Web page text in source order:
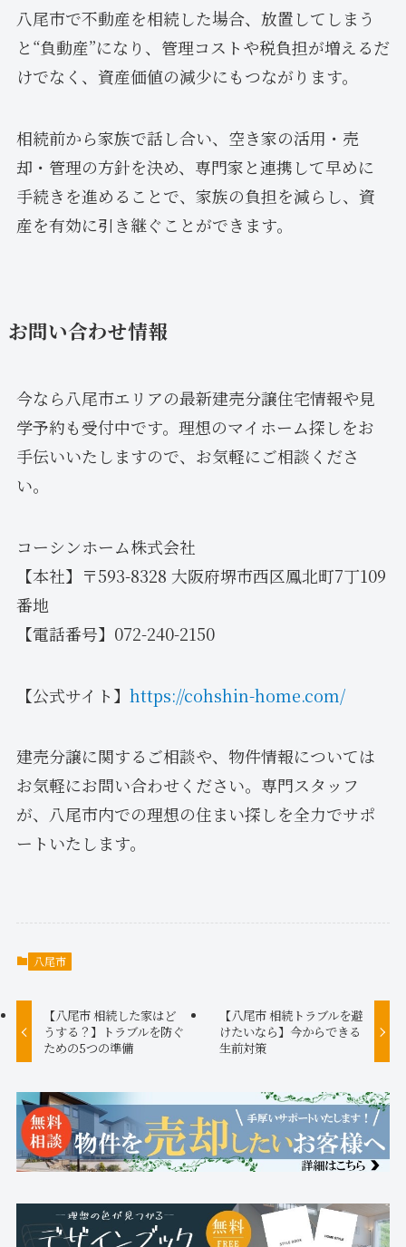
八尾市で不動産を相続した場合、放置してしまう
と“負動産”になり、管理コストや税負担が増えるだ
けでなく、資産価値の減少にもつながります。
相続前から家族で話し合い、空き家の活用・売
却・管理の方針を決め、専門家と連携して早めに
手続きを進めることで、家族の負担を減らし、資
産を有効に引き継ぐことができます。
お問い合わせ情報
今なら八尾市エリアの最新建売分譲住宅情報や見
学予約も受付中です。理想のマイホーム探しをお
手伝いいたしますので、お気軽にご相談くださ
い。
コーシンホーム株式会社
【本社】〒593-8328 大阪府堺市西区鳳北町7丁109
番地
【電話番号】072-240-2150
【公式サイト】 https://cohshin-home.com/
建売分譲に関するご相談や、物件情報については
お気軽にお問い合わせください。専門スタッフ
が、八尾市内での理想の住まい探しを全力でサポ
ートいたします。
八尾市
【八尾市 相続した家はど
うする？】トラブルを防ぐ
ための5つの準備
【八尾市 相続トラブルを避
けたいなら】今からできる
生前対策